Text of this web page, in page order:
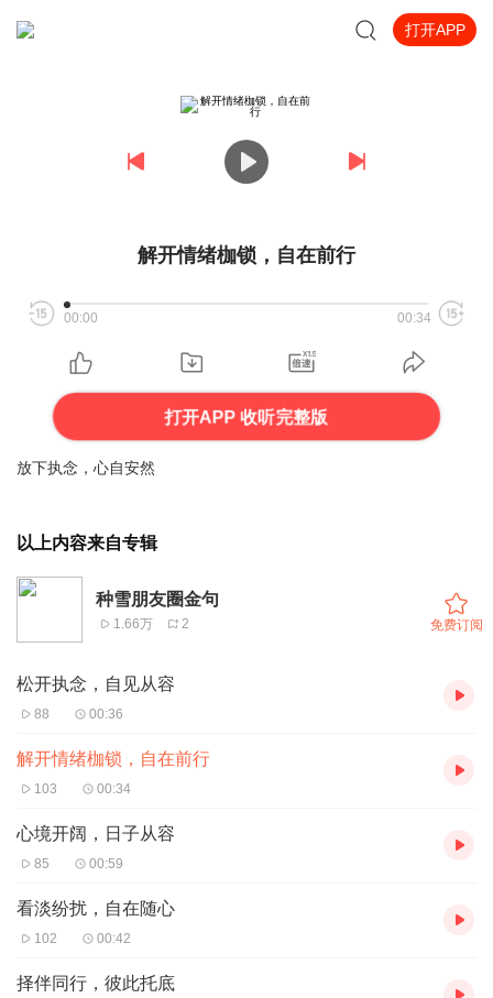
打开APP
解开情绪枷锁，自在前行
00:00 00:34
打开APP 收听完整版
放下执念，心自安然
以上内容来自专辑
种雪朋友圈金句
1.66万 2 免费订阅
松开执念，自见从容
88 00:36
解开情绪枷锁，自在前行
103 00:34
心境开阔，日子从容
85 00:59
看淡纷扰，自在随心
102 00:42
择伴同行，彼此托底